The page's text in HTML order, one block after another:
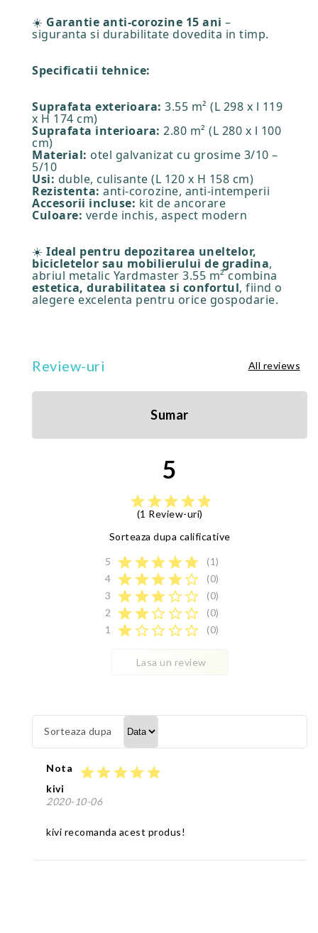
☀️ Garantie anti-corozine 15 ani –
siguranta si durabilitate dovedita in timp.
Specificatii tehnice:
Suprafata exterioara: 3.55 m² (L 298 x l 119
x H 174 cm)
Suprafata interioara: 2.80 m² (L 280 x l 100
cm)
Material: otel galvanizat cu grosime 3/10 –
5/10
Usi: duble, culisante (L 120 x H 158 cm)
Rezistenta: anti-corozine, anti-intemperii
Accesorii incluse: kit de ancorare
Culoare: verde inchis, aspect modern
☀️ Ideal pentru depozitarea uneltelor,
bicicletelor sau mobilierului de gradina,
abriul metalic Yardmaster 3.55 m² combina
estetica, durabilitatea si confortul, fiind o
alegere excelenta pentru orice gospodarie.
Review-uri All reviews
Sumar
5
starstarstarstarstar
(1 Review-uri)
Sorteaza dupa calificative
5 starstarstarstarstar
(1)
4 starstarstarstarstar_border
(0)
3
starstarstarstar_borderstar_border
(0)
2
starstarstar_borderstar_borderstar_border
(0)
1
starstar_borderstar_borderstar_borderstar_border (0)
Lasa un review
Sorteaza dupa
Nota starstarstarstarstar
kivi
2020-10-06
kivi recomanda acest produs!